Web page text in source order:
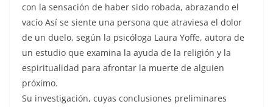
con la sensación de haber sido robada, abrazando el
vacío Así se siente una persona que atraviesa el dolor
de un duelo, según la psicóloga Laura Yoffe, autora de
un estudio que examina la ayuda de la religión y la
espiritualidad para afrontar la muerte de alguien
próximo.
Su investigación, cuyas conclusiones preliminares